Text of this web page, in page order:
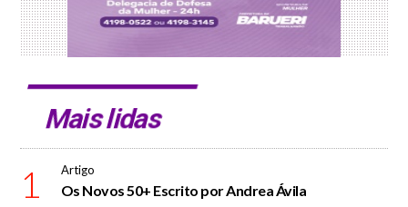
Mais lidas
1 Artigo
Os Novos 50+ Escrito por Andrea Ávila